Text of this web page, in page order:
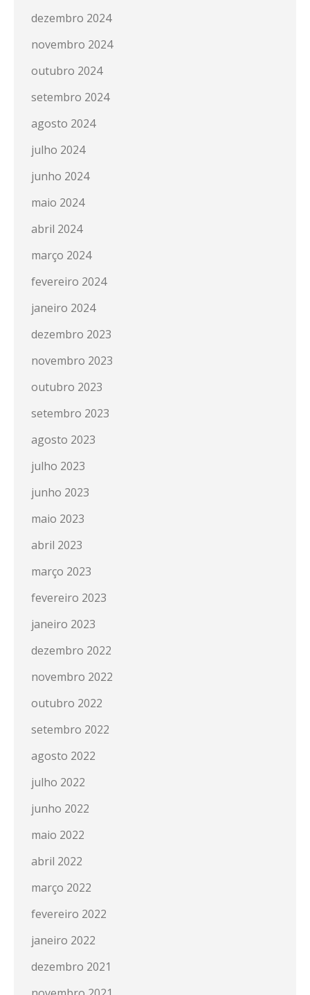
dezembro 2024
novembro 2024
outubro 2024
setembro 2024
agosto 2024
julho 2024
junho 2024
maio 2024
abril 2024
março 2024
fevereiro 2024
janeiro 2024
dezembro 2023
novembro 2023
outubro 2023
setembro 2023
agosto 2023
julho 2023
junho 2023
maio 2023
abril 2023
março 2023
fevereiro 2023
janeiro 2023
dezembro 2022
novembro 2022
outubro 2022
setembro 2022
agosto 2022
julho 2022
junho 2022
maio 2022
abril 2022
março 2022
fevereiro 2022
janeiro 2022
dezembro 2021